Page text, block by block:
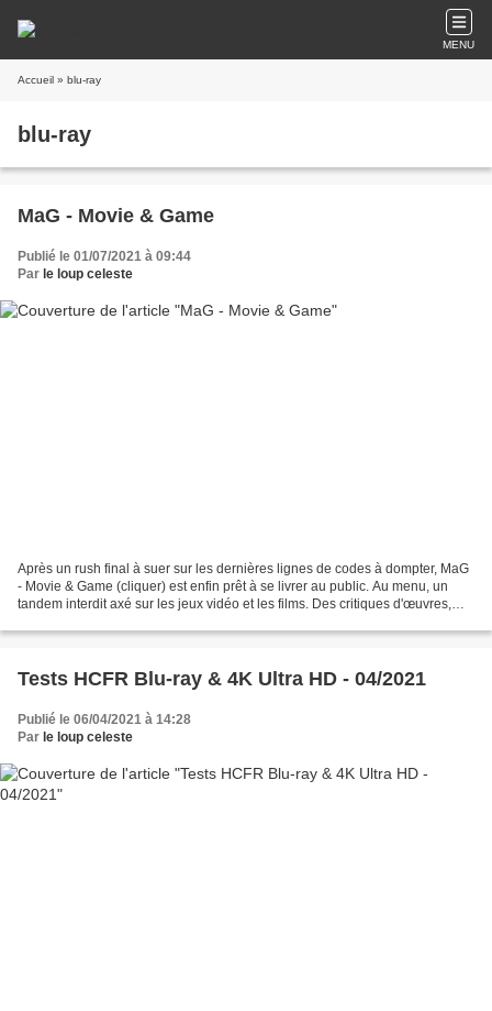
MENU
Accueil » blu-ray
blu-ray
MaG - Movie & Game
Publié le 01/07/2021 à 09:44
Par le loup celeste
Après un rush final à suer sur les dernières lignes de codes à dompter, MaG
- Movie & Game (cliquer) est enfin prêt à se livrer au public. Au menu, un
tandem interdit axé sur les jeux vidéo et les films. Des critiques d'œuvres,
Tests HCFR Blu-ray & 4K Ultra HD - 04/2021
Publié le 06/04/2021 à 14:28
Par le loup celeste